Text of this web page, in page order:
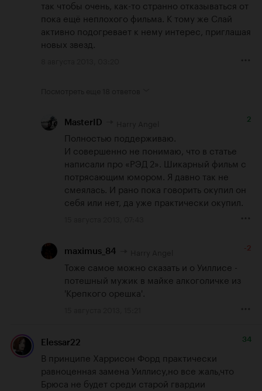
так чтобы очень, как-то странно отказываться от
пока ещё неплохого фильма. К тому же Слай
активно подогревает к нему интерес, приглашая
новых звезд.
MasterID 2
Полностью поддерживаю.
И совершенно не понимаю, что в статье
написали про «РЭД 2». Шикарный фильм с
потрясающим юмором. Я давно так не
смеялась. И рано пока говорить окупил он
себя или нет, да уже практически окупил.
maximus_84 -2
Тоже самое можно сказать и о Уиллисе -
потешный мужик в майке алкоголичке из
'Крепкого орешка'.
Elessar22 34
В принципе Харрисон Форд практически
равноценная замена Уиллису,но все жаль,что
Брюса не будет среди старой гвардии